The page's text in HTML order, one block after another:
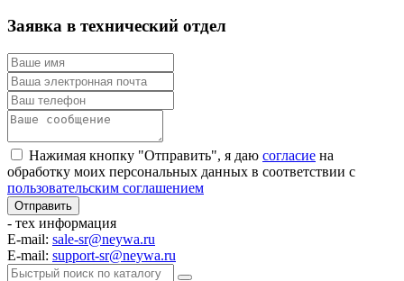
Заявка в технический отдел
Нажимая кнопку "Отправить", я даю согласие на
обработку моих персональных данных в соответствии с
пользовательским соглашением
- тех информация
E-mail: sale-sr@neywa.ru
E-mail: support-sr@neywa.ru